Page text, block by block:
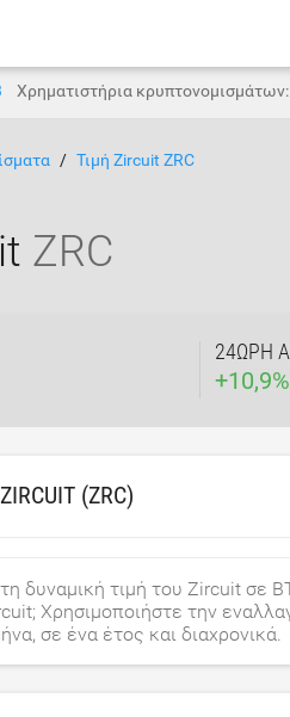
Χρηματιστήρια κρυπτονομισμάτων:
Τιμή Zircuit ZRC
ZRC
24ΩΡΗ
+10,9%
(ZRC)
δυναμική τιμή του Zircuit σε
Χρησιμοποιήστε την
σε ένα έτος και διαχρονικά.